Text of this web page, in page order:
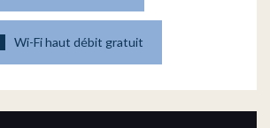
Wi-Fi haut débit gratuit